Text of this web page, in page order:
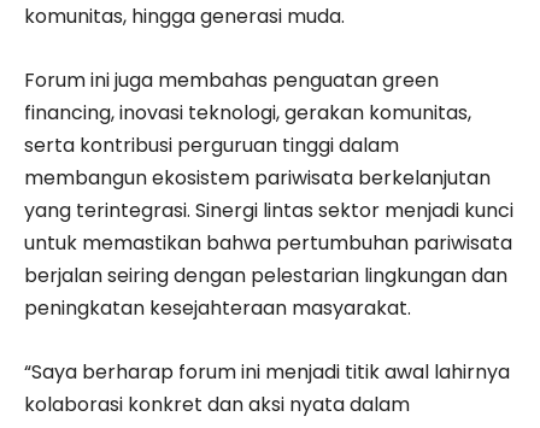
komunitas, hingga generasi muda.
Forum ini juga membahas penguatan green
financing, inovasi teknologi, gerakan komunitas,
serta kontribusi perguruan tinggi dalam
membangun ekosistem pariwisata berkelanjutan
yang terintegrasi. Sinergi lintas sektor menjadi kunci
untuk memastikan bahwa pertumbuhan pariwisata
berjalan seiring dengan pelestarian lingkungan dan
peningkatan kesejahteraan masyarakat.
“Saya berharap forum ini menjadi titik awal lahirnya
kolaborasi konkret dan aksi nyata dalam